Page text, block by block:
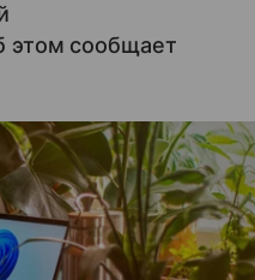
этом сообщает